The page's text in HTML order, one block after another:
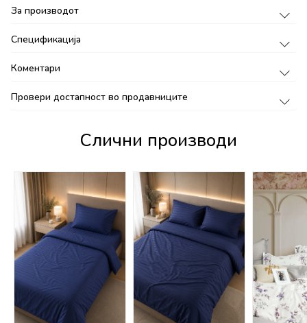
За производот
Спецификација
Коментари
Провери достапност во продавниците
Слични производи